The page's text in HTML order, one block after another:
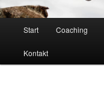
Skip
to
Start Coaching
Kontakt